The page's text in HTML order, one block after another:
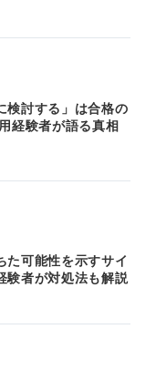
検討する」は合格の
経験者が語る真相
た可能性を示すサイ
験者が対処法も解説